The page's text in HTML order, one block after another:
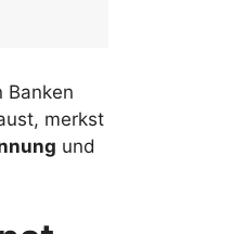
Banken
merkst
und